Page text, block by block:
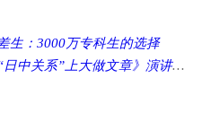
生：3000万专科生的选择
做文章》演讲发言——扩大批评的“误解” ...